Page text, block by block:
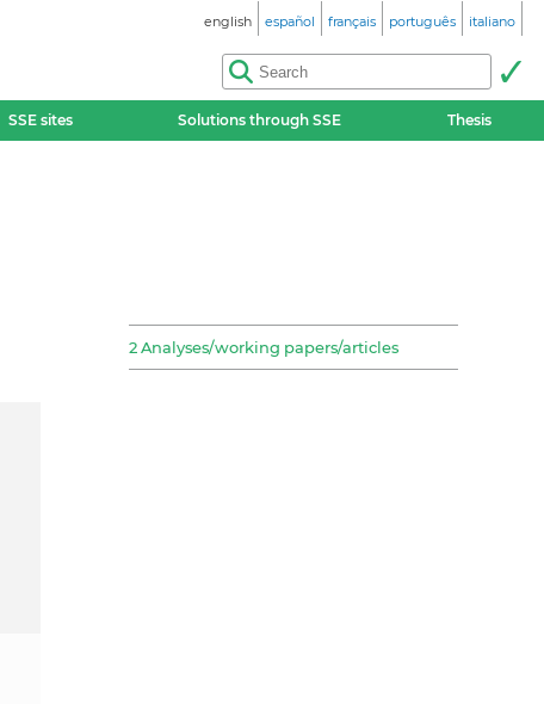
english español français português italiano
SSE sites Solutions through SSE Thesis
2 Analyses/working papers/articles